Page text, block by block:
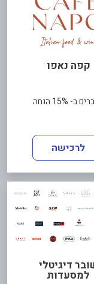
קפה נאפו
ב- 15% הנחה
לרכישה
דיגיטלי
למסעדות